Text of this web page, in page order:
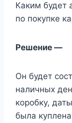
Каким будет
по покупке
Решение —
Он будет
наличных
коробку,
была